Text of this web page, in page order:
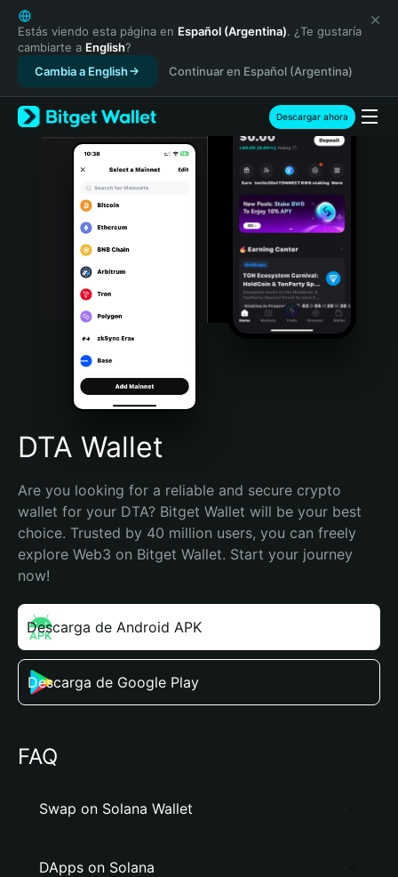
English
日本語
Tiếng Việt
Русский
Español (Latinoamérica)
Türkçe
Italiano
Português (Portugal)
Bahasa Indonesia
Português (Brasil)
Español (Argentina)
Estás viendo esta página en Español (Argentina). ¿Te gustaría
cambiarte a English?
Cambia a English
Continuar en Español (Argentina)
Descargar ahora
DTA Wallet
Are you looking for a reliable and secure crypto
wallet for your DTA? Bitget Wallet will be your best
choice. Trusted by 40 million users, you can freely
explore Web3 on Bitget Wallet. Start your journey
now!
Descarga de Android APK
Descarga de Google Play
FAQ
Swap on Solana Wallet
DApps on Solana